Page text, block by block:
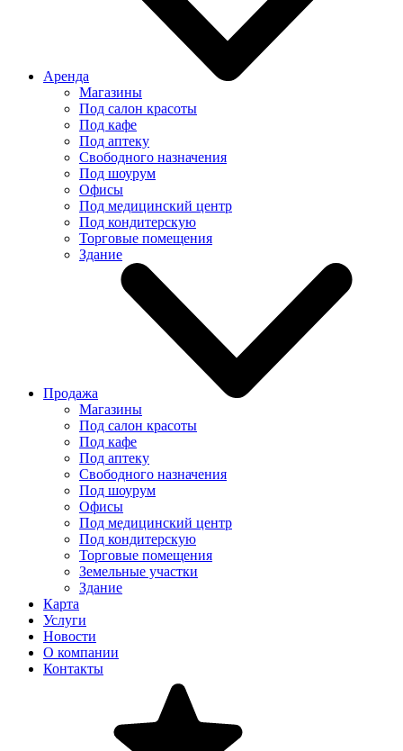
Аренда
Магазины
Под салон красоты
Под кафе
Под аптеку
Свободного назначения
Под шоурум
Офисы
Под медицинский центр
Под кондитерскую
Торговые помещения
Здание
Продажа
Магазины
Под салон красоты
Под кафе
Под аптеку
Свободного назначения
Под шоурум
Офисы
Под медицинский центр
Под кондитерскую
Торговые помещения
Земельные участки
Здание
Карта
Услуги
Новости
О компании
Контакты